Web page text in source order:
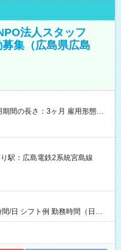
法人スタッフ
集（広島県広島
期間の長さ：3ヶ月 雇用形態、
駅：広島電鉄2系統宮島線
/日 シフト例 勤務時間（日
間 待機休憩2時間）（日勤1回